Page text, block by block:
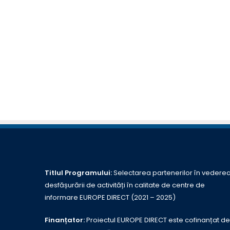
Titlul Programului:Selectarea partenerilor în
desfășurării de activități în calitate de centre de
informare EUROPE DIRECT (2021 – 2025)
Finanțator:Proiectul EUROPE DIRECT este cofinanțat de